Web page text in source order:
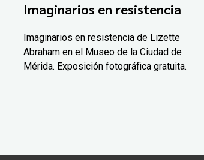
Imaginarios en resistencia
Imaginarios en resistencia de Lizette
Abraham en el Museo de la Ciudad de
Mérida. Exposición fotográfica gratuita.